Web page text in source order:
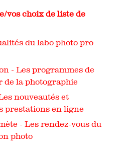
vos choix de liste de
du labo photo pro
- Les programmes de
de la photographie
nouveautés et
prestations en ligne
- Les rendez-vous du
photo